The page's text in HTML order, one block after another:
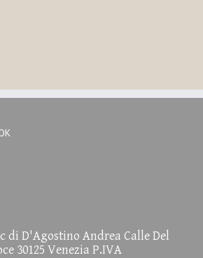
di D'Agostino Andrea Calle Del
30125 Venezia P.IVA